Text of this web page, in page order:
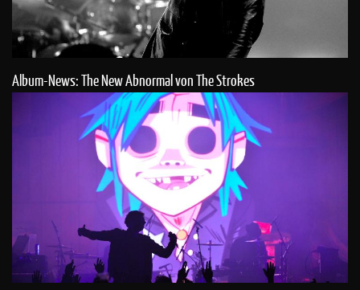
Album-News: The New Abnormal von The Strokes